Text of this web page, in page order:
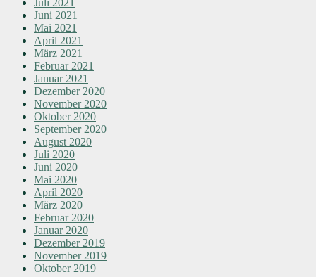
Juni 2021
Mai 2021
April 2021
März 2021
Februar 2021
Januar 2021
Dezember 2020
November 2020
Oktober 2020
September 2020
August 2020
Juli 2020
Juni 2020
Mai 2020
April 2020
März 2020
Februar 2020
Januar 2020
Dezember 2019
November 2019
Oktober 2019